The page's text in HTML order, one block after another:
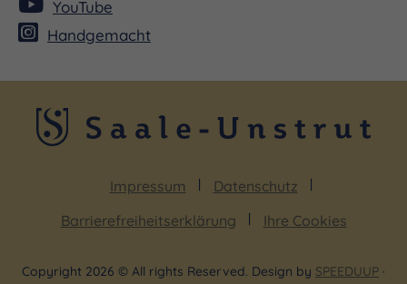
YouTube
Handgemacht
Impressum
Datenschutz
Barrierefreiheitserklärung
Ihre Cookies
Copyright 2026 © All rights Reserved. Design by SPEEDUUP ·